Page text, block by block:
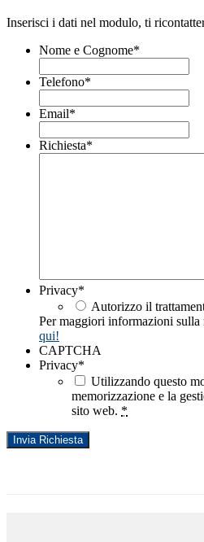
Inserisci i dati nel modulo, ti
Nome e Cognome*
Telefono*
Email*
Richiesta*
Privacy*
Autorizzo il
Per maggiori informazioni sulla
qui!
CAPTCHA
Privacy*
Utilizzando questo
memorizzazione e la
sito web. *